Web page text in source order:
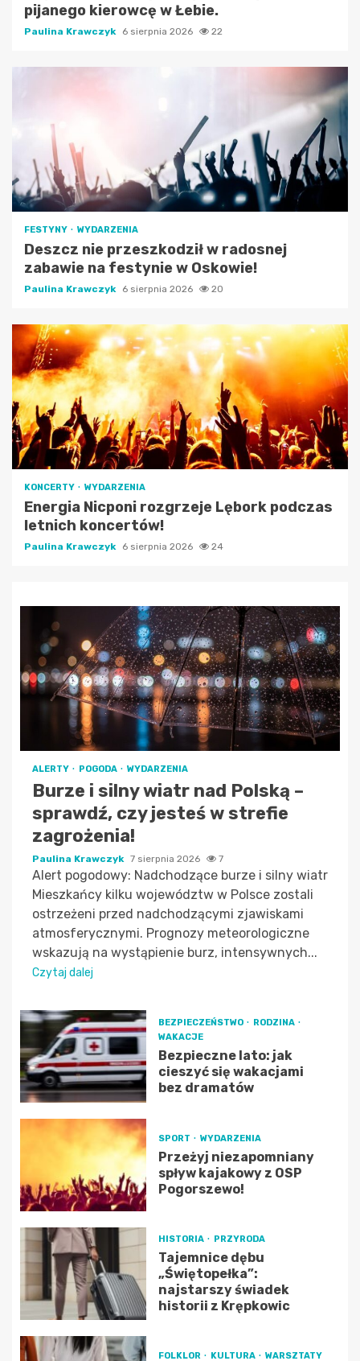
pijanego kierowcę w Łebie.
Paulina Krawczyk 6 sierpnia 2026 22
FESTYNY WYDARZENIA
Deszcz nie przeszkodził w radosnej
zabawie na festynie w Oskowie!
Paulina Krawczyk 6 sierpnia 2026 20
KONCERTY WYDARZENIA
Energia Nicponi rozgrzeje Lębork podczas
letnich koncertów!
Paulina Krawczyk 6 sierpnia 2026 24
ALERTY POGODA WYDARZENIA
Burze i silny wiatr nad Polską –
sprawdź, czy jesteś w strefie
zagrożenia!
Paulina Krawczyk 7 sierpnia 2026 7
Alert pogodowy: Nadchodzące burze i silny wiatr
Mieszkańcy kilku województw w Polsce zostali
ostrzeżeni przed nadchodzącymi zjawiskami
atmosferycznymi. Prognozy meteorologiczne
wskazują na wystąpienie burz, intensywnych...
Czytaj dalej
BEZPIECZEŃSTWO
RODZINA
WAKACJE
Bezpieczne lato: jak
cieszyć się wakacjami
bez dramatów
SPORT WYDARZENIA
Przeżyj niezapomniany
spływ kajakowy z OSP
Pogorszewo!
HISTORIA PRZYRODA
Tajemnice dębu
„Świętopełka”:
najstarszy świadek
historii z Krępkowic
FOLKLOR KULTURA WARSZTATY